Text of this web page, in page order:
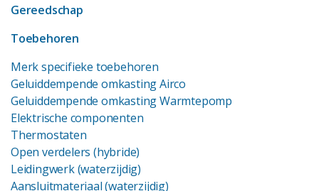
Gereedschap
Toebehoren
Merk specifieke toebehoren
Geluiddempende omkasting Airco
Geluiddempende omkasting Warmtepomp
Elektrische componenten
Thermostaten
Open verdelers (hybride)
Leidingwerk (waterzijdig)
Aansluitmateriaal (waterzijdig)